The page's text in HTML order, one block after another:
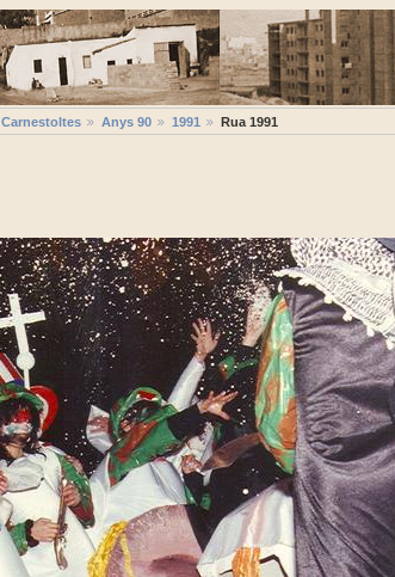
Carnestoltes Anys 90 1991 Rua 1991